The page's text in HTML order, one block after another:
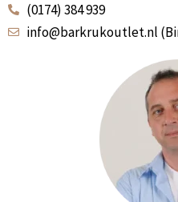
(0174) 384 939
info@barkrukoutlet.nl